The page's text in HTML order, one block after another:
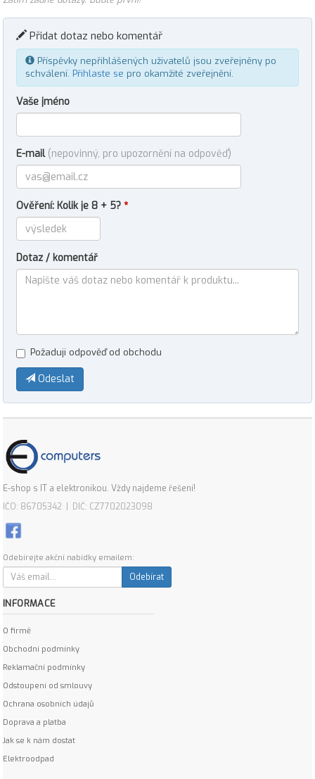
Přidat dotaz nebo komentář
Příspěvky nepřihlášených uživatelů jsou zveřejněny po
schválení. Přihlaste se pro okamžité zveřejnění.
Vaše jméno
E-mail (nepovinný, pro upozornění na odpověď)
Ověření: Kolik je 8 + 5? *
Dotaz / komentář
Požaduji odpověď od obchodu
Odeslat
E-shop s IT a elektronikou. Vždy najdeme řešení!
IČO: 86705342 | DIČ: CZ7702023098
Odebírejte akční nabídky emailem:
Odebírat
INFORMACE
O firmě
Obchodní podmínky
Reklamační podmínky
Odstoupení od smlouvy
Ochrana osobních údajů
Doprava a platba
Jak se k nám dostat
Elektroodpad